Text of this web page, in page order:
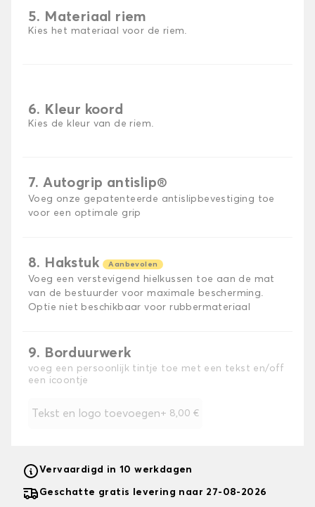
5. Materiaal riem
Kies het materiaal voor de riem.
6. Kleur koord
Kies de kleur van de riem.
7. Autogrip antislip®
Voeg onze gepatenteerde antislipbevestiging toe
voor een optimale grip
8. Hakstuk Aanbevolen
Voeg een verstevigend hielkussen toe aan de mat
van de bestuurder voor maximale bescherming.
Optie niet beschikbaar voor rubbermateriaal
9. Borduurwerk
voeg een persoonlijk tintje toe met een tekst en/off
een icoontje
Tekst en logo toevoegen+ 8,00 €
Vervaardigd in 10 werkdagen
Geschatte gratis levering naar 27-08-2026